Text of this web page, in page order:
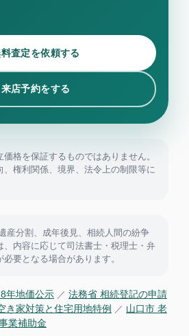
査定を依頼する
来店予約をする
格を保証するものではありません。
、権利関係、境界、法令上の制限等に
産分割、成年後見、相続人間の紛争
、内容に応じて司法書士・税理士・弁
要となる場合があります。
年地価公示 ／ 法務省 相続登記の申請
き家対策と住宅用地特例 ／ 山口市 老
業補助金